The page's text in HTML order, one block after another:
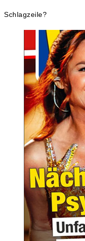
Schlagzeile?